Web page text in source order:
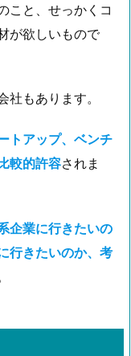
こと、せっかくコ
が欲しいもので
もあります。
トアップ、ベンチ
較的許容されま
企業に行きたいの
行きたいのか、考